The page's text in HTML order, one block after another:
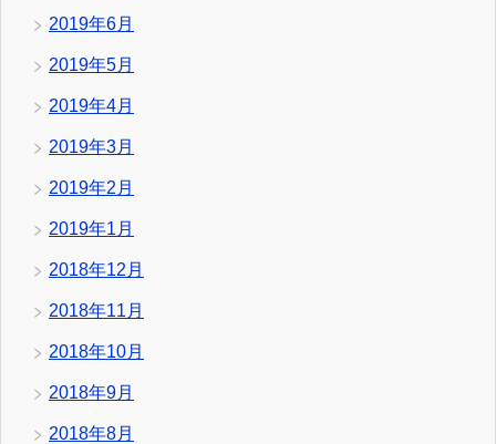
2019年6月
2019年5月
2019年4月
2019年3月
2019年2月
2019年1月
2018年12月
2018年11月
2018年10月
2018年9月
2018年8月